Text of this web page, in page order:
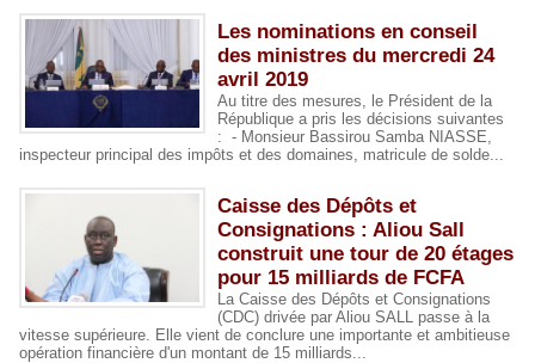
Les nominations en conseil
des ministres du mercredi 24
avril 2019
Au titre des mesures, le Président de la
République a pris les décisions suivantes
: - Monsieur Bassirou Samba NIASSE,
inspecteur principal des impôts et des domaines, matricule de solde...
Caisse des Dépôts et
Consignations : Aliou Sall
construit une tour de 20 étages
pour 15 milliards de FCFA
La Caisse des Dépôts et Consignations
(CDC) drivée par Aliou SALL passe à la
vitesse supérieure. Elle vient de conclure une importante et ambitieuse
opération financière d'un montant de 15 milliards...